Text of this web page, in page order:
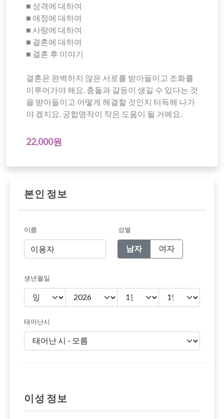
■ 성격에 대하여
■ 애정에 대하여
■ 사랑에 대하여
■ 결혼에 대하여
■ 결혼 후 이야기
결혼은 완벽하지 않은 서로를 받아들이고 조화를
이루어가야 해요. 충돌과 갈등이 생길 수 있다는 것
을 받아들이고 어떻게 해결할 것인지 터득해 나가
야 겠지요. 궁합명작이 작은 도움이 될 거예요.
22,000원
본인 정보
이름 성별
남자 여자
생년월일
태어난시
이성 정보